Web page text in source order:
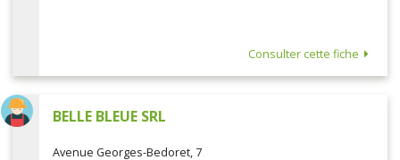
Consulter cette fiche
BELLE BLEUE SRL
Avenue Georges-Bedoret, 7